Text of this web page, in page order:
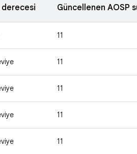
derecesi Güncellenen AOSP
11
11
11
11
11